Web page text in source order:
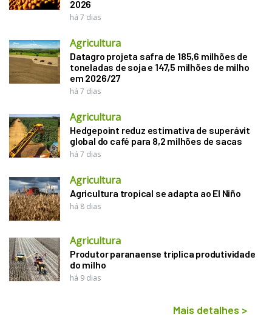
2026
há 7 dias
Agricultura
Datagro projeta safra de 185,6 milhões de
toneladas de soja e 147,5 milhões de milho
em 2026/27
há 7 dias
Agricultura
Hedgepoint reduz estimativa de superávit
global do café para 8,2 milhões de sacas
há 7 dias
Agricultura
Agricultura tropical se adapta ao El Niño
há 8 dias
Agricultura
Produtor paranaense triplica produtividade
do milho
há 9 dias
Mais detalhes >